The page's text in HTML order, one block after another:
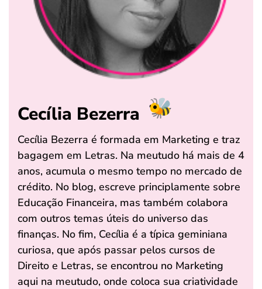
Cecília Bezerra
Cecília Bezerra é formada em Marketing e traz
bagagem em Letras. Na meutudo há mais de 4
anos, acumula o mesmo tempo no mercado de
crédito. No blog, escreve principlamente sobre
Educação Financeira, mas também colabora
com outros temas úteis do universo das
finanças. No fim, Cecília é a típica geminiana
curiosa, que após passar pelos cursos de
Direito e Letras, se encontrou no Marketing
aqui na meutudo, onde coloca sua criatividade